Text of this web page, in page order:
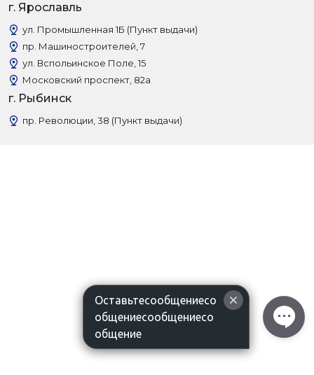
г. Ярославль
ул. Промышленная 1Б (Пункт выдачи)
пр. Машиностроителей, 7
ул. Вспольинское Поле, 15
Московский проспект, 82а
г. Рыбинск
пр. Революции, 38 (Пункт выдачи)
Оставьтесообщениесо
общениесообщениесо
общение